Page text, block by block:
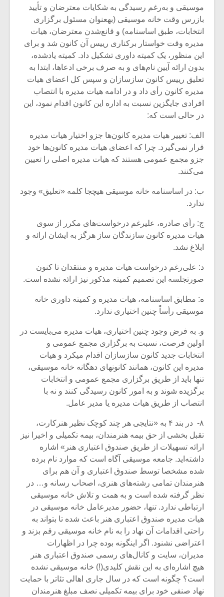
موسیقی و به‏‌رغم رسیدگی به شکایات معترضان و تأیید
بازرس وقت خانه موسیقی (به‏عنوان مسئول برگزاری
انتخابات، طبق اساسنامه) و قانع‏‌شدن معترضان، هیات
مدیره وقت خواستار برکناری رییس آن کانون شد و برای
این منظور، یک کمیته داوری تشکیل داد. کمیته یادشده،
بدون ارائه آیین ‏نام‌ه‏ای و به‏ صرف برخی ادعاها، ابتدا به
تعلیق رییس کانون سازسازان و سپس کل اعضای هیات
مدیره کانون رأی داد و در ادامه هیات مدیره با انتصاب
افرادی جایگزین نسبت به اداره این کانون اقدام نمود، این
در حالی است که:
الف: تغییر هیات مدیره کانون‌ها جزو اختیار هیات مدیره
قرار نمی‌گیرد. چرا که اعضای هیات مدیره کانون‌ها خود
جزو مجمع عمومی هستند که هیات مدیره اصلی را تعیین
می‌کنند.
ب: در اساسنامه خانه موسیقی هیچ‏جا کلمه «تعلیق» وجود
ندارد.
ج: رأی صادره، علی‏رغم درخواست‌‏های مکرر از سوی
هیات مدیره کانون سازندگان ساز هرگز به ایشان ارائه و
ابلاغ نشد.
د: علی‌رغم درخواست هیات مدیره و منتقدان تا کنون
صورتجلسه این تصمیم کمیته مذکور نیز ارائه نشده است.
ه: مطابق اساسنامه، هیات مدیره و کمیته داوری خانه
موسیقی رأساً چنین اختیاری ندارد.
و. به فرض وجود چنین اختیاری، هیات مدیره می‌‏بایست در
اولین فرصت، نسبت به برگزاری مجمع عمومی و
انتخابات جدید کانون سازسازان اقدام می‏کرد و هیات
مدیره این کانون، همانند کانون‏های ده‏گانه خانه موسیقی،
تنها باید از طریق برگزاری مجمع عمومی و انتخابات
برگزیده شوند و به امور کانون رسیدگی کنند و نه با
انتصاب از طریق هیات مدیره یا مدیر عامل.
۸- در بند ۴ به «نتایجی هر چند کوچک نظیر هنرکارت،
تقبل بخشی از حق بیمه هنرمندان، بیمه تکمیلی و اخیرا نیز
ارائه تسهیلات از طریق صندوق اعتباری هنر» اشاره
داشته‌اید. جامعه موسیقی آگاه است که موارد نام برده‌
شده مشخصا توسط صندوق اعتباری و آن هم برای
هنرمندان تمامی رشته‌های هنری، اصحاب رسانه و… در
نظر گرفته شده است و به همت و تلاش خانه موسیقی
ارتباطی ندارد. تنها، حضور مدیرعامل خانه موسیقی در
هیات مدیره صندوق اعتباری هنر باعث شده تا بتواند به
راحتی اقدامات آن نهاد را به نام خانه موسیقی رقم بزند و
اعتراضی نشنود. اگر اینگونه بوده چرا در اظهارات
مدیران، سایت و کانال‌های رسمی صندوق اعتباری هنر
هیچ اشاره‌ای به این نقش کلیدی(!) خانه موسیقی نشده
است؟ چگونه است که در سال جاری اهالی تئاتر با حمایت
نهاد صنفی خود برای بیمه تکمیلی نصف مبلغ هنرمندان